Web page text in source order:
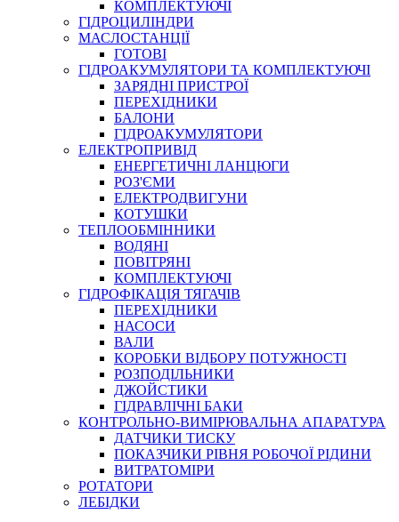
СПЕЦІАЛЬНІ
ГЕРМЕТИКИ
КЛЕЇ, ЦЕМЕНТИ, ЕПОКСИДКИ
РЕМОНТ ГІДРОЦИЛІНДРІВ
БОРЕКС, ЕО
КОМПЛЕКТУЮЧІ
ГІДРОЦИЛІНДРИ
МАСЛОСТАНЦІЇ
ГОТОВІ
ГІДРОАКУМУЛЯТОРИ ТА КОМПЛЕКТУЮЧІ
ЗАРЯДНІ ПРИСТРОЇ
ПЕРЕХІДНИКИ
БАЛОНИ
ГІДРОАКУМУЛЯТОРИ
ЕЛЕКТРОПРИВІД
ЕНЕРГЕТИЧНІ ЛАНЦЮГИ
РОЗ'ЄМИ
ЕЛЕКТРОДВИГУНИ
КОТУШКИ
ТЕПЛООБМІННИКИ
ВОДЯНІ
ПОВІТРЯНІ
КОМПЛЕКТУЮЧІ
ГІДРОФІКАЦІЯ ТЯГАЧІВ
ПЕРЕХІДНИКИ
НАСОСИ
ВАЛИ
КОРОБКИ ВІДБОРУ ПОТУЖНОСТІ
РОЗПОДІЛЬНИКИ
ДЖОЙСТИКИ
ГІДРАВЛІЧНІ БАКИ
КОНТРОЛЬНО-ВИМІРЮВАЛЬНА АПАРАТУРА
ДАТЧИКИ ТИСКУ
ПОКАЗЧИКИ РІВНЯ РОБОЧОЇ РІДИНИ
ВИТРАТОМІРИ
РОТАТОРИ
ЛЕБІДКИ